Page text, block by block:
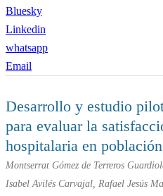
Bluesky
Linkedin
whatsapp
Email
Desarrollo y estudio
para evaluar la
hospitalaria en
Montserrat Gómez de Terreros
Isabel Avilés Carvajal, Rafael Jesús